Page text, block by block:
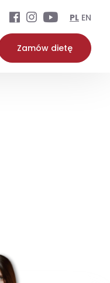
PL EN
Zamów dietę